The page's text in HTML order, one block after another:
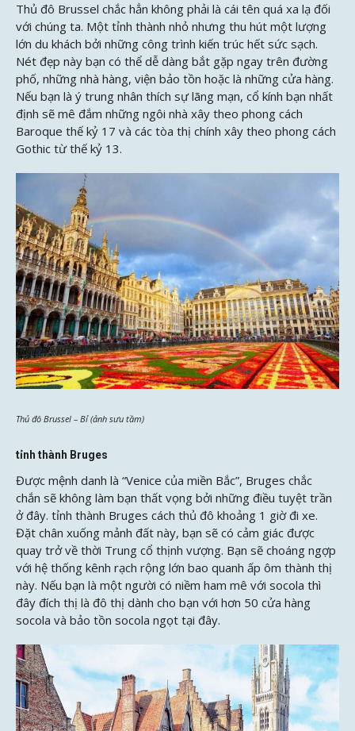
Thủ đô Brussel chắc hẳn không phải là cái tên quá xa lạ đối
với chúng ta. Một tỉnh thành nhỏ nhưng thu hút một lượng
lớn du khách bởi những công trình kiến trúc hết sức sạch.
Nét đẹp này bạn có thể dễ dàng bắt gặp ngay trên đường
phố, những nhà hàng, viện bảo tồn hoặc là những cửa hàng.
Nếu bạn là ý trung nhân thích sự lãng mạn, cổ kính bạn nhất
định sẽ mê đắm những ngôi nhà xây theo phong cách
Baroque thế kỷ 17 và các tòa thị chính xây theo phong cách
Gothic từ thế kỷ 13.
Thủ đô Brussel – Bỉ (ảnh sưu tầm)
tỉnh thành Bruges
Được mệnh danh là “Venice của miền Bắc”, Bruges chắc
chắn sẽ không làm bạn thất vọng bởi những điều tuyệt trần
ở đây. tỉnh thành Bruges cách thủ đô khoảng 1 giờ đi xe.
Đặt chân xuống mảnh đất này, bạn sẽ có cảm giác được
quay trở về thời Trung cổ thịnh vượng. Bạn sẽ choáng ngợp
với hệ thống kênh rạch rộng lớn bao quanh ấp ôm thành thị
này. Nếu bạn là một người có niềm ham mê với socola thì
đây đích thị là đô thị dành cho bạn với hơn 50 cửa hàng
socola và bảo tồn socola ngọt tại đây.